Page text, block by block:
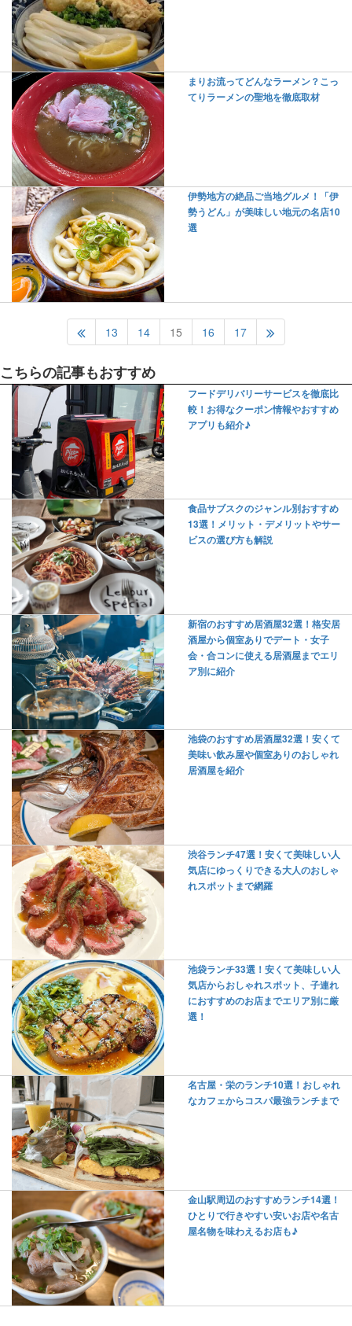
まりお流ってどんなラーメン？こっ
てりラーメンの聖地を徹底取材
伊勢地方の絶品ご当地グルメ！「伊
勢うどん」が美味しい地元の名店10
選
13 14 15 16 17
こちらの記事もおすすめ
フードデリバリーサービスを徹底比
較！お得なクーポン情報やおすすめ
アプリも紹介♪
食品サブスクのジャンル別おすすめ
13選！メリット・デメリットやサー
ビスの選び方も解説
新宿のおすすめ居酒屋32選！格安居
酒屋から個室ありでデート・女子
会・合コンに使える居酒屋までエリ
ア別に紹介
池袋のおすすめ居酒屋32選！安くて
美味い飲み屋や個室ありのおしゃれ
居酒屋を紹介
渋谷ランチ47選！安くて美味しい人
気店にゆっくりできる大人のおしゃ
れスポットまで網羅
池袋ランチ33選！安くて美味しい人
気店からおしゃれスポット、子連れ
におすすめのお店までエリア別に厳
選！
名古屋・栄のランチ10選！おしゃれ
なカフェからコスパ最強ランチまで
金山駅周辺のおすすめランチ14選！
ひとりで行きやすい安いお店や名古
屋名物を味わえるお店も♪